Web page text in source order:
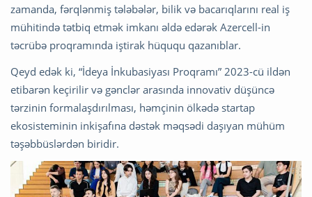
zamanda, fərqlənmiş tələbələr, bilik və bacarıqlarını real iş
mühitində tətbiq etmək imkanı əldə edərək Azercell-in
təcrübə proqramında iştirak hüququ qazanıblar.
Qeyd edək ki, “İdeya İnkubasiyası Proqramı” 2023-cü ildən
etibarən keçirilir və gənclər arasında innovativ düşüncə
tərzinin formalaşdırılması, həmçinin ölkədə startap
ekosisteminin inkişafına dəstək məqsədi daşıyan mühüm
təşəbbüslərdən biridir.